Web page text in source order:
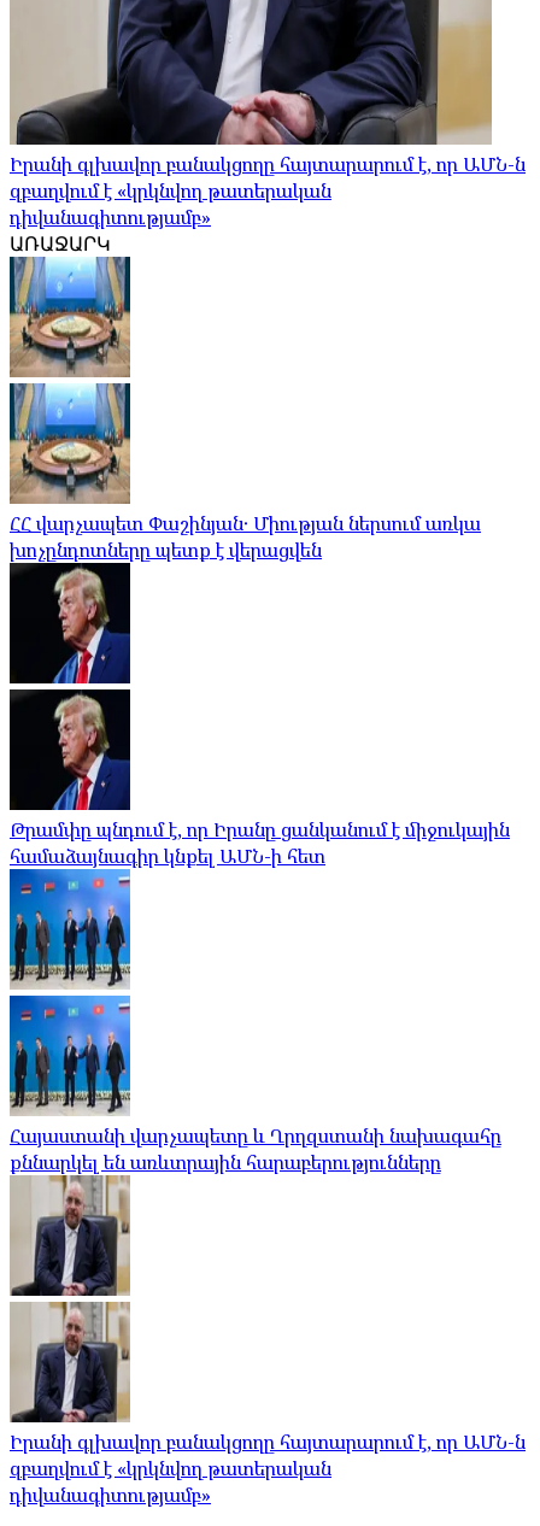
Իրանի գլխավոր բանակցողը հայտարարում է, որ ԱՄՆ-ն
զբաղվում է «կրկնվող թատերական
դիվանագիտությամբ»
ԱՌԱՋԱՐԿ
ՀՀ վարչապետ Փաշինյան․ Միության ներսում առկա
խոչընդոտները պետք է վերացվեն
Թրամփը պնդում է, որ Իրանը ցանկանում է միջուկային
համաձայնագիր կնքել ԱՄՆ-ի հետ
Հայաստանի վարչապետը և Ղրղզստանի նախագահը
քննարկել են առևտրային հարաբերությունները
Իրանի գլխավոր բանակցողը հայտարարում է, որ ԱՄՆ-ն
զբաղվում է «կրկնվող թատերական
դիվանագիտությամբ»